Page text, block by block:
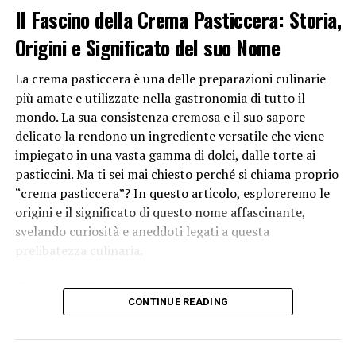
Il Fascino della Crema Pasticcera: Storia,
Origini e Significato del suo Nome
La crema pasticcera è una delle preparazioni culinarie
più amate e utilizzate nella gastronomia di tutto il
mondo. La sua consistenza cremosa e il suo sapore
delicato la rendono un ingrediente versatile che viene
impiegato in una vasta gamma di dolci, dalle torte ai
pasticcini. Ma ti sei mai chiesto perché si chiama proprio
“crema pasticcera”? In questo articolo, esploreremo le
origini e il significato di questo nome affascinante,
svelando curiosità e aneddoti legati a questa
prelibatezza culinaria.
Storia della Crema Pasticcera
Per comprendere appieno il motivo per cui questa
squisitezza si chiama crema pasticcera, dobbiamo fare
CONTINUE READING